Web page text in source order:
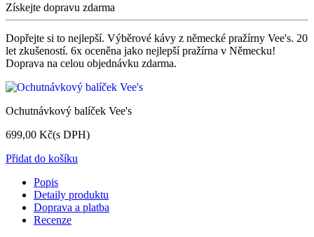
Získejte dopravu zdarma
Dopřejte si to nejlepší. Výběrové kávy z německé pražírny Vee's. 20
let zkušeností. 6x oceněna jako nejlepší pražírna v Německu!
Doprava na celou objednávku zdarma.
Ochutnávkový balíček Vee's
699,00 Kč(s DPH)
Přidat do košíku
Popis
Detaily produktu
Doprava a platba
Recenze